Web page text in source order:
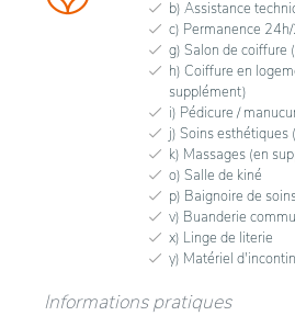
b) Assistance
c) Permanence
g) Salon de coiffure
h) Coiffure en
supplément)
i) Pédicure /
j) Soins esthétiques
k) Massages (en
o) Salle de kiné
p) Baignoire de
v) Buanderie
x) Linge de literie
y) Matériel
Informations pratiques